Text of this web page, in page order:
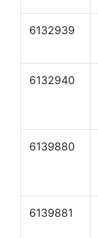
6132939
6132940
6139880
6139881